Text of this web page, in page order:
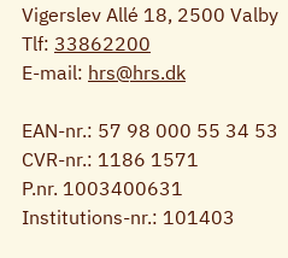
Vigerslev Allé 18, 2500 Valby
Tlf: 33862200
E-mail: hrs@hrs.dk
EAN-nr.: 57 98 000 55 34 53
CVR-nr.: 1186 1571
P.nr. 1003400631
Institutions-nr.: 101403